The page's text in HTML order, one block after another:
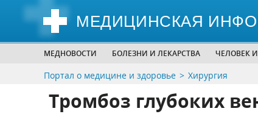
МЕДИЦИНСКАЯ
МЕДНОВОСТИ БОЛЕЗНИ И ЛЕКАРСТВА ЧЕЛОВЕК
Портал о медицине и здоровье Хирургия
Тромбоз глубоких